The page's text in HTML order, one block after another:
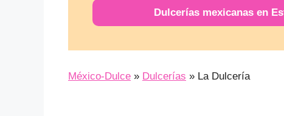
Dulcerías mexicanas en
México-Dulce » Dulcerías » La Dulcería